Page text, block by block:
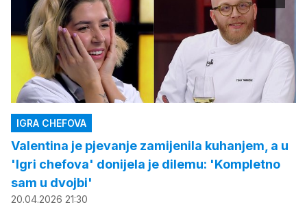
IGRA CHEFOVA
Valentina je pjevanje zamijenila kuhanjem, a u
'Igri chefova' donijela je dilemu: 'Kompletno
sam u dvojbi'
20.04.2026 21:30